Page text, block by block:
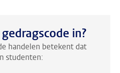
in?
handelen betekent dat
studenten: